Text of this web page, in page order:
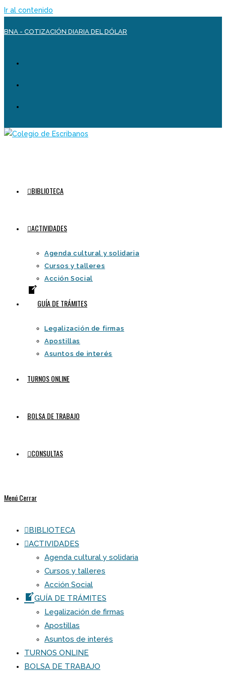
Ir al contenido
BNA - COTIZACIÓN DIARIA DEL DÓLAR
BIBLIOTECA
ACTIVIDADES
Agenda cultural y solidaria
Cursos y talleres
Acción Social
GUÍA DE TRÁMITES
Legalización de firmas
Apostillas
Asuntos de interés
TURNOS ONLINE
BOLSA DE TRABAJO
CONSULTAS
MenúCerrar
BIBLIOTECA
ACTIVIDADES
Agenda cultural y solidaria
Cursos y talleres
Acción Social
GUÍA DE TRÁMITES
Legalización de firmas
Apostillas
Asuntos de interés
TURNOS ONLINE
BOLSA DE TRABAJO